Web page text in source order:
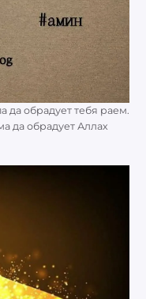
да обрадует тебя раем.
да обрадует Аллах